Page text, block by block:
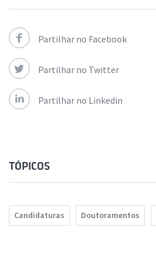
Partilhar no Facebook
Partilhar no Twitter
Partilhar no Linkedin
TÓPICOS
Candidaturas Doutoramentos